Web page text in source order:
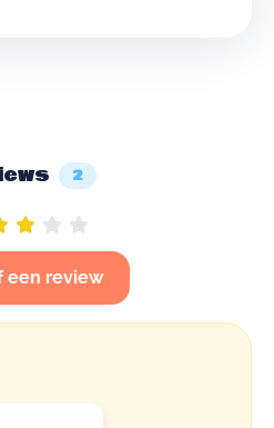
2
een review